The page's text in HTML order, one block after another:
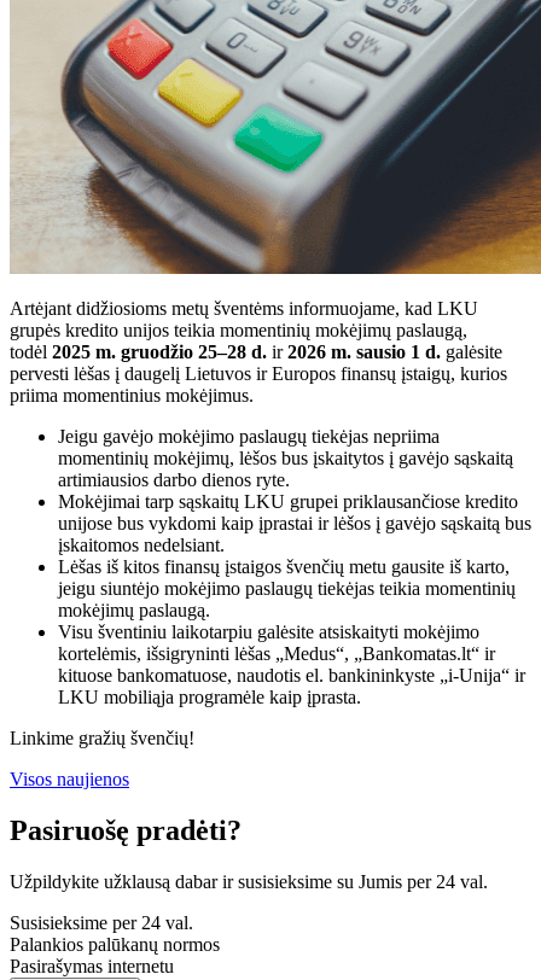
Artėjant didžiosioms metų šventėms informuojame, kad LKU
grupės kredito unijos teikia momentinių mokėjimų paslaugą,
todėl 2025 m. gruodžio 25–28 d. ir2026 m. sausio 1 d. galėsite
pervesti lėšas į daugelį Lietuvos ir Europos finansų įstaigų, kurios
priima momentinius mokėjimus.
Jeigu gavėjo mokėjimo paslaugų tiekėjas nepriima
momentinių mokėjimų, lėšos bus įskaitytos į gavėjo sąskaitą
artimiausios darbo dienos ryte.
Mokėjimai tarp sąskaitų LKU grupei priklausančiose kredito
unijose bus vykdomi kaip įprastai ir lėšos į gavėjo sąskaitą bus
įskaitomos nedelsiant.
Lėšas iš kitos finansų įstaigos švenčių metu gausite iš karto,
jeigu siuntėjo mokėjimo paslaugų tiekėjas teikia momentinių
mokėjimų paslaugą.
Visu šventiniu laikotarpiu galėsite atsiskaityti mokėjimo
kortelėmis, išsigryninti lėšas „Medus“, „Bankomatas.lt“ ir
kituose bankomatuose, naudotis el. bankininkyste „i-Unija“ ir
LKU mobiliąja programėle kaip įprasta.
Linkime gražių švenčių!
Visos naujienos
Pasiruošę pradėti?
Užpildykite užklausą dabar ir susisieksime su Jumis per 24 val.
Susisieksime per 24 val.
Palankios palūkanų normos
Pasirašymas internetu